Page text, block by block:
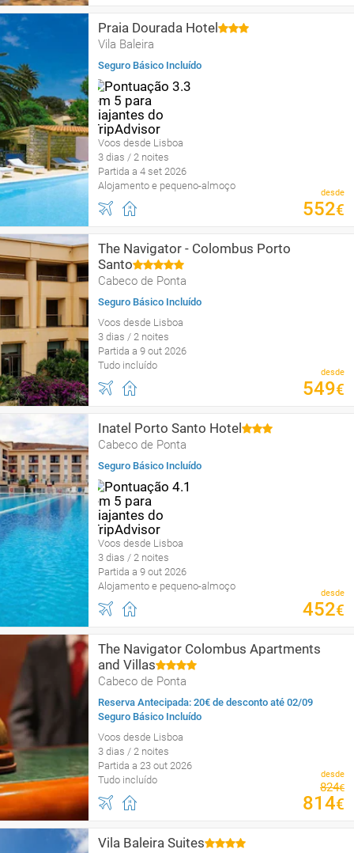
Praia Dourada Hotel
Vila Baleira
Seguro Básico Incluído
Voos desde Lisboa
3 dias / 2 noites
Partida a 4 set 2026
Alojamento e pequeno-almoço
desde
552€
The Navigator - Colombus Porto
Santo
Cabeco de Ponta
Seguro Básico Incluído
Voos desde Lisboa
3 dias / 2 noites
Partida a 9 out 2026
Tudo incluído
desde
549€
Inatel Porto Santo Hotel
Cabeco de Ponta
Seguro Básico Incluído
Voos desde Lisboa
3 dias / 2 noites
Partida a 9 out 2026
Alojamento e pequeno-almoço
desde
452€
The Navigator Colombus Apartments
and Villas
Cabeco de Ponta
Reserva Antecipada: 20€ de desconto até 02/09
Seguro Básico Incluído
Voos desde Lisboa
3 dias / 2 noites
Partida a 23 out 2026
Tudo incluído
desde
824€
814€
Vila Baleira Suites